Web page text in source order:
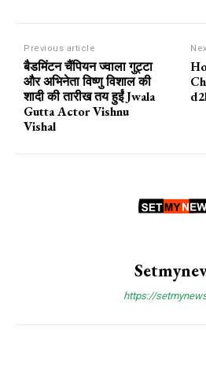
Previous article
बैडमिंटन चैंपियन ज्वाला गुट्टा
और अभिनेता विष्णु विशाल की
शादी की तारीख तय हुईं Jwala
Gutta Actor Vishnu
Vishal
https://